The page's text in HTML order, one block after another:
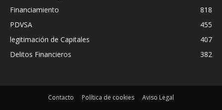
Financiamiento
818
PDVSA
455
legitimación de Capitales
407
Delitos Financieros
382
Contacto Política de cookies Aviso Legal